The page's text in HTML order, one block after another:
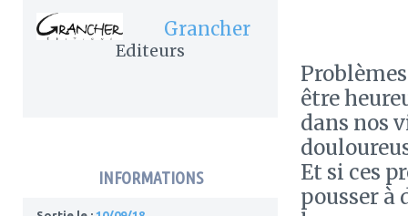
Grancher
Editeurs
INFORMATIONS
être
dans nos
Et si ces
pousser à